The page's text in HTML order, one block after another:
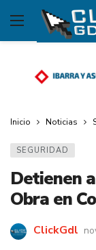
Inicio Noticias
SEGURIDAD
Detienen
Obra en
ClickGdl